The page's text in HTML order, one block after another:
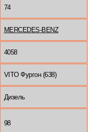
74
MERCEDES-BENZ
4058
VITO Фургон (638)
Дизель
98